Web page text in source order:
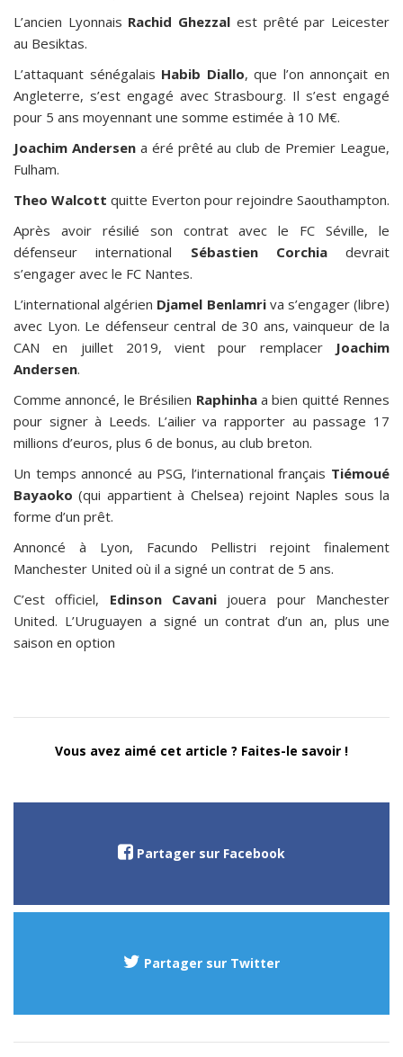
L’ancien Lyonnais Rachid Ghezzal est prêté par Leicester
au Besiktas.
L’attaquant sénégalais Habib Diallo, que l’on annonçait en
Angleterre, s’est engagé avec Strasbourg. Il s’est engagé
pour 5 ans moyennant une somme estimée à 10 M€.
Joachim Andersena éré prêté au club de Premier League,
Fulham.
Theo Walcott quitte Everton pour rejoindre Saouthampton.
Après avoir résilié son contrat avec le FC Séville, le
défenseur international Sébastien Corchiadevrait
s’engager avec le FC Nantes.
L’international algérien Djamel Benlamriva s’engager (libre)
avec Lyon. Le défenseur central de 30 ans, vainqueur de la
CAN en juillet 2019, vient pour remplacer Joachim
Andersen.
Comme annoncé, le Brésilien Raphinhaa bien quitté Rennes
pour signer à Leeds. L’ailier va rapporter au passage 17
millions d’euros, plus 6 de bonus, au club breton.
Un temps annoncé au PSG, l’international français Tiémoué
Bayaoko (qui appartient à Chelsea) rejoint Naples sous la
forme d’un prêt.
Annoncé à Lyon, Facundo Pellistri rejoint finalement
Manchester United où il a signé un contrat de 5 ans.
C’est officiel, Edinson Cavani jouera pour Manchester
United. L’Uruguayen a signé un contrat d’un an, plus une
saison en option
Vous avez aimé cet article ? Faites-le savoir !
Partager sur Facebook
Partager sur Twitter